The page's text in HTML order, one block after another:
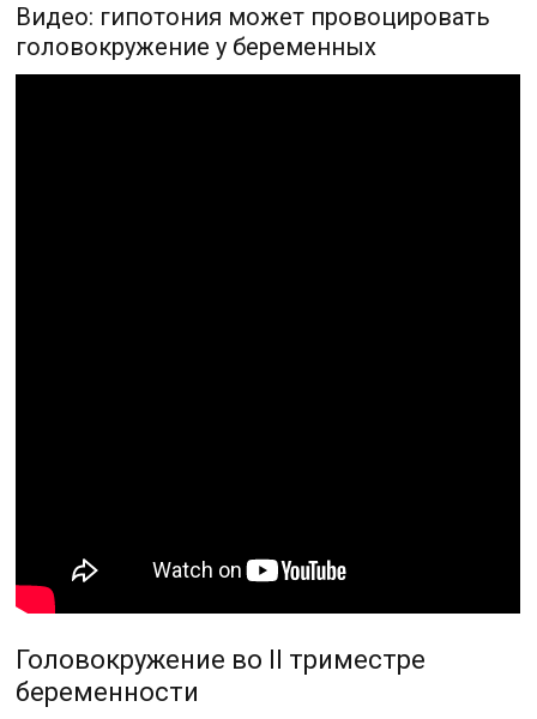
Видео: гипотония может провоцировать
головокружение у беременных
Головокружение во II триместре
беременности